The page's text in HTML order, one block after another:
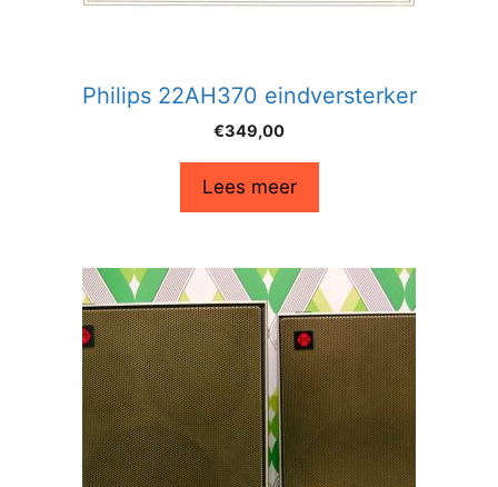
Philips 22AH370 eindversterker
€349,00
Lees meer